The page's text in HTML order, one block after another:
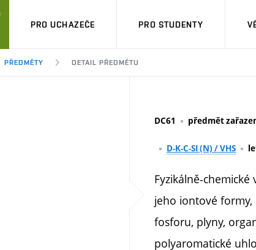
PRO UCHAZEČE PRO STUDENTY
PŘEDMĚTY DETAIL PŘEDMĚTU
DC61 předmět
D-K-C-SI (N) / VHS
Fyzikálně-
jeho iontové formy,
fosforu, plyny,
polyaromatické